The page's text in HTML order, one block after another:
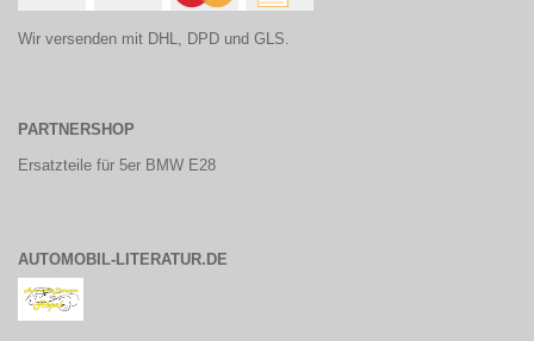
Wir versenden mit DHL, DPD und GLS.
PARTNERSHOP
Ersatzteile für 5er BMW E28
AUTOMOBIL-LITERATUR.DE